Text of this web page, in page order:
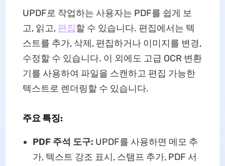
UPDF로 작업하는 사용자는 PDF를 쉽게 보
고, 읽고, 편집할 수 있습니다. 편집에서는 텍
스트를 추가, 삭제, 편집하거나 이미지를 변경,
수정할 수 있습니다. 이 외에도 고급 OCR 변환
기를 사용하여 파일을 스캔하고 편집 가능한
텍스트로 렌더링할 수 있습니다.
주요 특징:
PDF 주석 도구: UPDF를 사용하면 메모 추
가, 텍스트 강조 표시, 스탬프 추가, PDF 서